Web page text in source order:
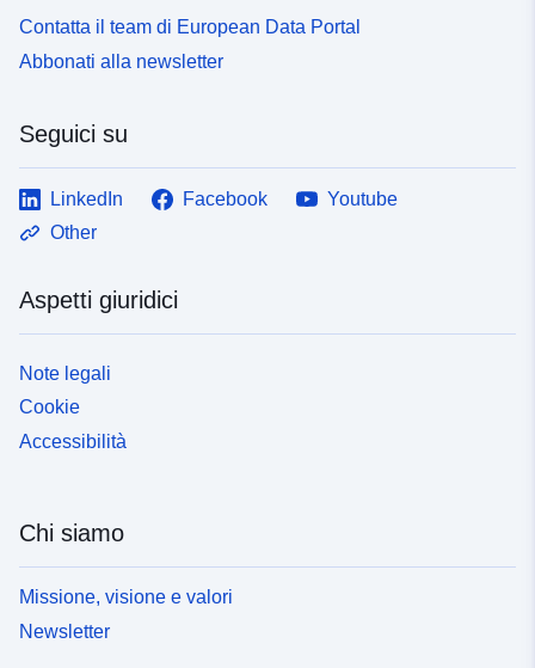
Contatta il team di European Data Portal
Abbonati alla newsletter
Seguici su
LinkedIn Facebook
Youtube
Other
Aspetti giuridici
Note legali
Cookie
Accessibilità
Chi siamo
Missione, visione e valori
Newsletter